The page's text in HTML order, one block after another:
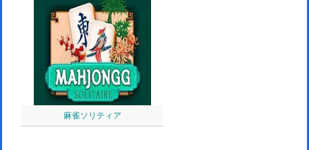
麻雀ソリティア